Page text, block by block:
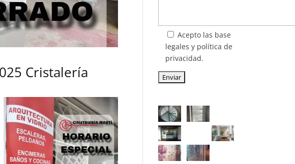
Cristalería
Acepto las base
legales y política de
privacidad.